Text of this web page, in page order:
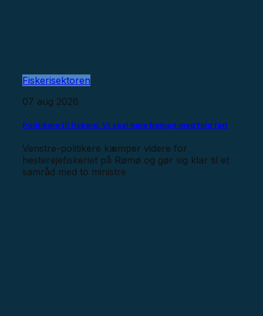
Fiskerisektoren
07 aug 2026
Politikere til fiskere: Vi skal bare fremad med fuld fart
Venstre-politikere kæmper videre for
hesterejefiskeriet på Rømø og gør sig klar til et
samråd med to ministre